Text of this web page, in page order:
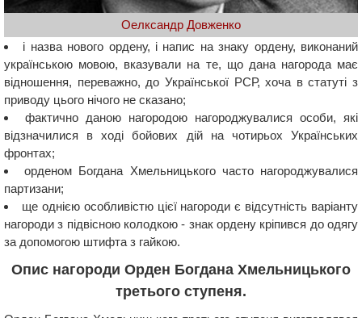
Оелксандр Довженко
і назва нового ордену, і напис на знаку ордену, виконаний
українською мовою, вказували на те, що дана нагорода має
відношення, переважно, до Української РСР, хоча в статуті з
приводу цього нічого не сказано;
фактично даною нагородою нагороджувалися особи, які
відзначилися в ході бойових дій на чотирьох Українських
фронтах;
орденом Богдана Хмельницького часто нагороджувалися
партизани;
ще однією особливістю цієї нагороди є відсутність варіанту
нагороди з підвісною колодкою - знак ордену кріпився до одягу
за допомогою штифта з гайкою.
Опис нагороди Орден Богдана Хмельницького
третього ступеня.